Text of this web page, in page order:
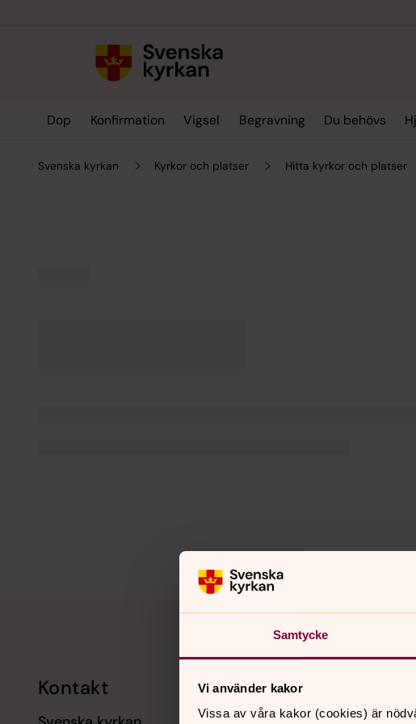
Samtycke
Vi använder kakor
Vissa av våra kakor (cookies) är
Dop Konfirmation Vigsel Begravning Du behövs
Svenska kyrkan Kyrkor och platser Hitta kyrkor och platser
Kontakt Kalender